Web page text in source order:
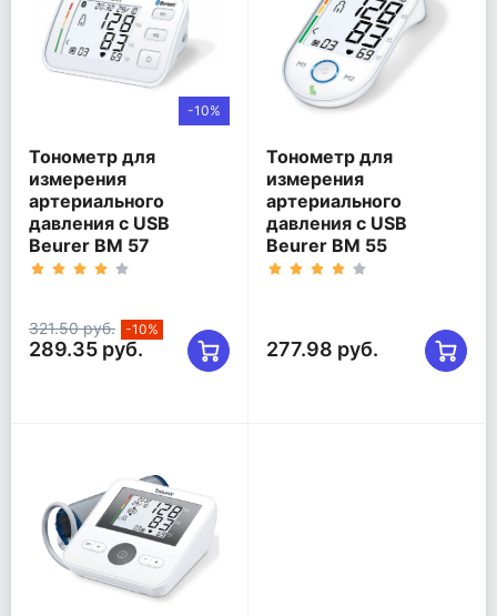
-10%
Тонометр для
измерения
артериального
давления с USB
Beurer BM 57
321.50 руб. -10%
289.35 руб.
Тонометр для
измерения
артериального
давления c USB
Beurer BM 55
277.98 руб.